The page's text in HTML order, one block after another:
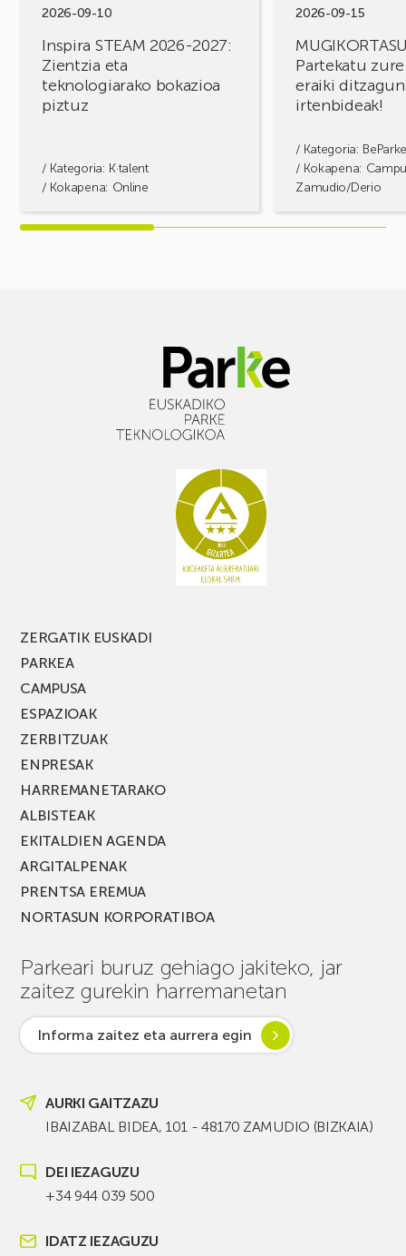
2026-09-10
Inspira STEAM 2026-2027:
Zientzia eta
teknologiarako bokazioa
piztuz
/ Kategoria: K·talent
/ Kokapena: Online
bokazioa
2026-09-15
Partekatu
eraiki ditzagun
irtenbideak!
/ Kategoria:
/ Kokapena:
Zamudio/Derio
irtenbideak!
ZERGATIK EUSKADI
PARKEA
CAMPUSA
ESPAZIOAK
ZERBITZUAK
ENPRESAK
HARREMANETARAKO
ALBISTEAK
EKITALDIEN AGENDA
ARGITALPENAK
PRENTSA EREMUA
NORTASUN KORPORATIBOA
Parkeari buruz gehiago jakiteko, jar
zaitez gurekin harremanetan
Informa zaitez eta aurrera egin
AURKI GAITZAZU
IBAIZABAL BIDEA, 101 - 48170 ZAMUDIO (BIZKAIA)
DEI IEZAGUZU
+34 944 039 500
IDATZ IEZAGUZU